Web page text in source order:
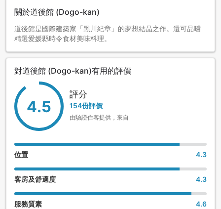
關於道後館 (Dogo-kan)
道後館是國際建築家「黑川紀章」的夢想結晶之作。還可品嚐
精選愛媛縣時令食材美味料理。
對道後館 (Dogo-kan)有用的評價
4.5
評分
154份評價
由驗證住客提供，來自
位置 4.3
客房及舒適度 4.3
服務質素 4.6